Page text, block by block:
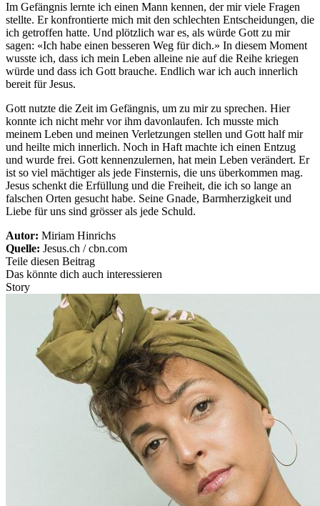
Im Gefängnis lernte ich einen Mann kennen, der mir viele Fragen
stellte. Er konfrontierte mich mit den schlechten Entscheidungen, die
ich getroffen hatte. Und plötzlich war es, als würde Gott zu mir
sagen: «Ich habe einen besseren Weg für dich.» In diesem Moment
wusste ich, dass ich mein Leben alleine nie auf die Reihe kriegen
würde und dass ich Gott brauche. Endlich war ich auch innerlich
bereit für Jesus.
Gott nutzte die Zeit im Gefängnis, um zu mir zu sprechen. Hier
konnte ich nicht mehr vor ihm davonlaufen. Ich musste mich
meinem Leben und meinen Verletzungen stellen und Gott half mir
und heilte mich innerlich. Noch in Haft machte ich einen Entzug
und wurde frei. Gott kennenzulernen, hat mein Leben verändert. Er
ist so viel mächtiger als jede Finsternis, die uns überkommen mag.
Jesus schenkt die Erfüllung und die Freiheit, die ich so lange an
falschen Orten gesucht habe. Seine Gnade, Barmherzigkeit und
Liebe für uns sind grösser als jede Schuld.
Autor: Miriam Hinrichs
Quelle: Jesus.ch / cbn.com
Teile diesen Beitrag
Das könnte dich auch interessieren
Story